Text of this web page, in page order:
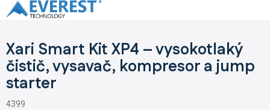
Přejít
na
Xari Smart Kit XP4 – vysokotlaký
čistič, vysavač, kompresor a jump
starter
4399